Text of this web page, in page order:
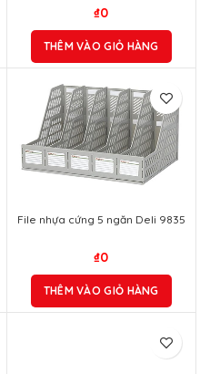
₫0
THÊM VÀO GIỎ HÀNG
File nhựa cứng 5 ngăn Deli 9835
₫0
THÊM VÀO GIỎ HÀNG